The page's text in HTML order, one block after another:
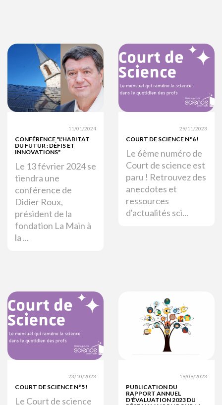
11/01/2024
CONFÉRENCE "L'HABITAT
DU FUTUR : DÉFIS ET
INNOVATIONS"
Le 13 février 2024 se
tiendra une
conférence de
Didier Roux,
président de la
fondation La Main à
la ...
29/11/2023
COURT DE SCIENCE N°6 !
Le 6ème numéro de
Court de science est
paru ! Retrouvez des
anecdotes et
ressources
d'actualités sci...
23/10/2023
COURT DE SCIENCE N°5 !
Le Court de science
19/09/2023
PUBLICATION DU
RAPPORT ANNUEL
D'ÉVALUATION 2023 DU